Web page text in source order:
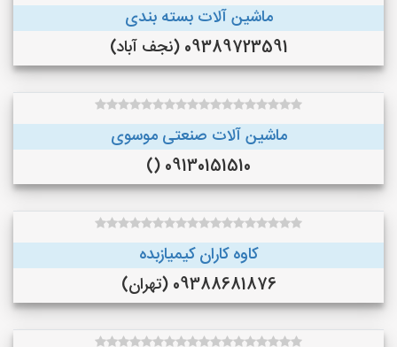
ماشین آلات بسته بندی
09389723591 (نجف‌ آباد)
ماشین آلات صنعتی موسوی
09130151510 ()
کاوه کاران کیمیازبده
09388681876 (تهران)